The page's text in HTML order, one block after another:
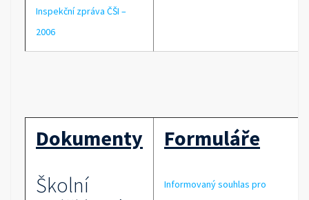
Inspekční zpráva ČŠI –
2006
Dokumenty
Školní
Formuláře
Informovaný souhlas pro